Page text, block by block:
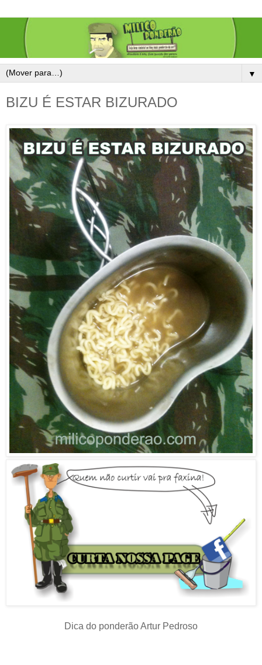
▼
BIZU É ESTAR BIZURADO
Dica do ponderão Artur Pedroso